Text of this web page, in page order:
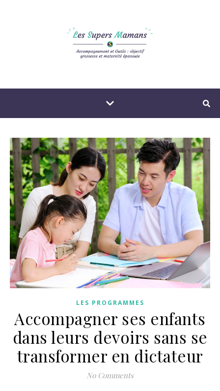
LES PROGRAMMES
Accompagner ses enfants
dans leurs devoirs sans se
transformer en dictateur
No Comments